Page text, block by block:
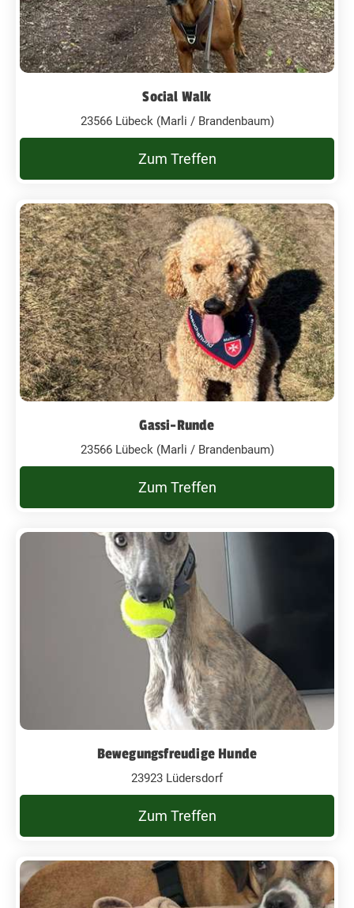
Social Walk
23566 Lübeck (Marli / Brandenbaum)
Zum Treffen
Gassi-Runde
23566 Lübeck (Marli / Brandenbaum)
Zum Treffen
Bewegungsfreudige Hunde
23923 Lüdersdorf
Zum Treffen